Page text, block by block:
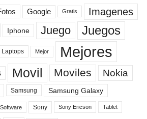
Google Gratis Imagenes
Iphone Juego Juegos
Laptops Mejor Mejores
Movil Moviles Nokia
Samsung Samsung Galaxy
Software Sony Sony Ericson Tablet